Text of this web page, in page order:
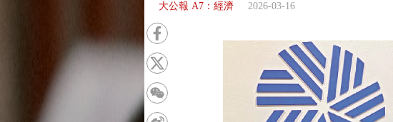
大公報 A7：經濟 2026-03-16